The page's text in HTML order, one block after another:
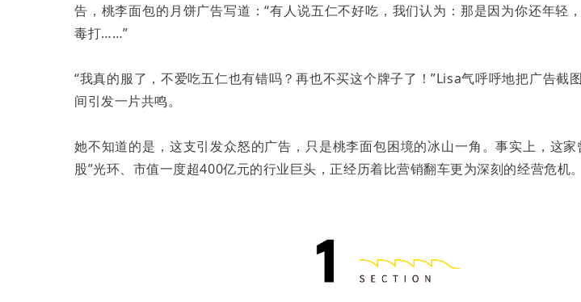
告，桃李面包的月饼广告写道：“有人说五仁不好吃，我们认为：那是因为你还年轻
毒打……”
“我真的服了，不爱吃五仁也有错吗？再也不买这个牌子了！”Lisa气呼呼地把广告截
间引发一片共鸣。
她不知道的是，这支引发众怒的广告，只是桃李面包困境的冰山一角。事实上，这家
股”光环、市值一度超400亿元的行业巨头，正经历着比营销翻车更为深刻的经营危机。